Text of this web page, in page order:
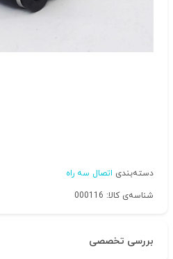
دسته‌بندی اتصال سه راه
شناسه‌ی کالا: 000116
بررسی تخصصی